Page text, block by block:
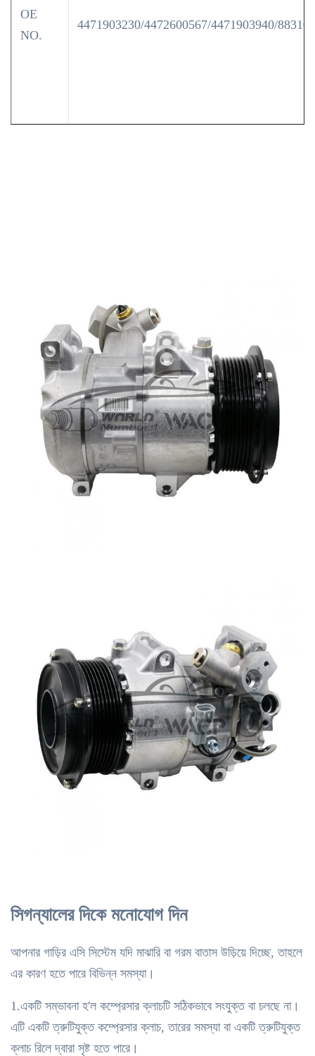
OE
NO.
4471903230/4472600567/4471903940/
সিগন্যালের দিকে মনোযোগ দিন
আপনার গাড়ির এসি সিস্টেম যদি মাঝারি বা গরম বাতাস উড়িয়ে দিচ্ছে, তাহলে
এর কারণ হতে পারে বিভিন্ন সমস্যা।
1.একটি সম্ভাবনা হ'ল কম্প্রেসার ক্লাচটি সঠিকভাবে সংযুক্ত বা চলছে না।
এটি একটি ত্রুটিযুক্ত কম্প্রেসার ক্লাচ, তারের সমস্যা বা একটি ত্রুটিযুক্ত
ক্লাচ রিলে দ্বারা সৃষ্ট হতে পারে।